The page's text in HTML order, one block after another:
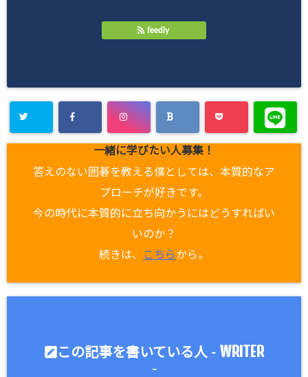
feedly
一緒に学びたい人募集！
答えのない囲碁を教える僕としては、本質的なア
プローチが好きです。
今の時代に本質的に立ち向かうにはどうすればい
いのか？
続きは、
こちらから。
この記事を書いている人 - WRITER
-